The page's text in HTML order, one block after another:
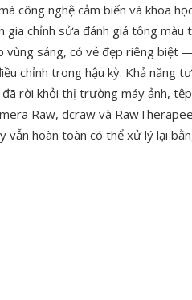
công nghệ cảm biến và khoa
chỉnh sửa đánh giá tông màu
vùng sáng, có vẻ đẹp riêng biệt
chỉnh trong hậu kỳ. Khả năng
rời khỏi thị trường máy ảnh, tệp
Raw, dcraw và
vẫn hoàn toàn có thể xử lý lại